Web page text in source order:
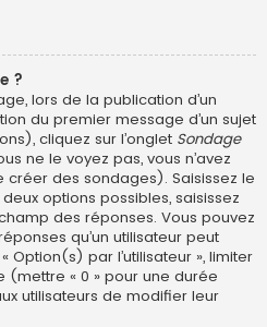
?
lors de la publication d’un
du premier message d’un sujet
cliquez sur l’onglet Sondage
ne le voyez pas, vous n’avez
des sondages). Saisissez le
options possibles, saisissez
des réponses. Vous pouvez
qu’un utilisateur peut
Option(s) par l’utilisateur », limiter
« 0 » pour une durée
utilisateurs de modifier leur